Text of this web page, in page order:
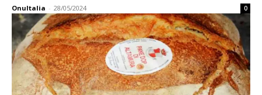
OnuItalia - 28/05/2024 0